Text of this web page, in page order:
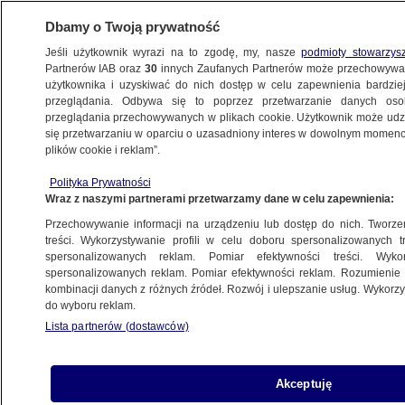
NEWS MICHALSKIEGO
28.05.2026, 09:32
Posłuchaj artykułu
Czyta lektor AI
Dbamy o Twoją prywatność
Jeśli użytkownik wyrazi na to zgodę, my, naszepodmioty
Partnerów IAB oraz30 innych Zaufanych Partnerów może
użytkownika i uzyskiwać do nich dostęp w celu zapewnienia
przeglądania. Odbywa się to poprzez przetwarzanie danych
przeglądania przechowywanych w plikach cookie. Użytkownik może
się przetwarzaniu w oparciu o uzasadniony interes w dowolnym
plików cookie i reklam”.
Polityka Prywatności
Wraz z naszymi partnerami przetwarzamy dane w celu zapewnienia:
Przechowywanie informacji na urządzeniu lub dostęp do nich.
treści. Wykorzystywanie profili w celu doboru spersonalizowanych
spersonalizowanych reklam. Pomiar efektywności treści.
spersonalizowanych reklam. Pomiar efektywności reklam.
kombinacji danych z różnych źródeł. Rozwój i ulepszanie usług.
do wyboru reklam.
Lista partnerów (dostawców)
Akceptuję